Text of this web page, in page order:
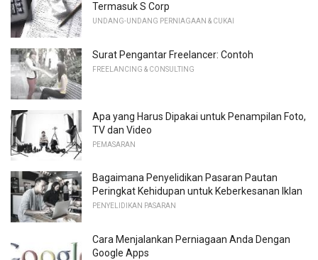
Termasuk S Corp
UNDANG-UNDANG PERNIAGAAN & CUKAI
Surat Pengantar Freelancer: Contoh
FREELANCING & CONSULTING
Apa yang Harus Dipakai untuk Penampilan Foto,
TV dan Video
PEMASARAN
Bagaimana Penyelidikan Pasaran Pautan
Peringkat Kehidupan untuk Keberkesanan Iklan
PENYELIDIKAN PASARAN
Cara Menjalankan Perniagaan Anda Dengan
Google Apps